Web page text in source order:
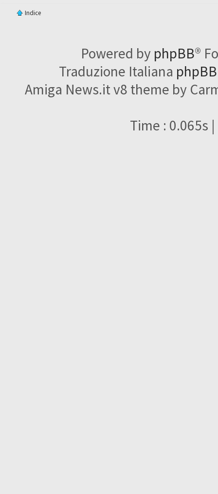
Indice
Powered by phpBB®
Traduzione Italiana
Amiga News.it v8 theme by
Time : 0.065s